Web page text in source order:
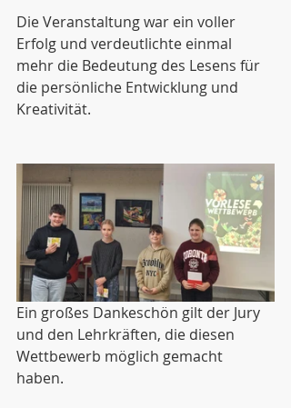
Die Veranstaltung war ein voller
Erfolg und verdeutlichte einmal
mehr die Bedeutung des Lesens für
die persönliche Entwicklung und
Kreativität.
Ein großes Dankeschön gilt der Jury
und den Lehrkräften, die diesen
Wettbewerb möglich gemacht
haben.